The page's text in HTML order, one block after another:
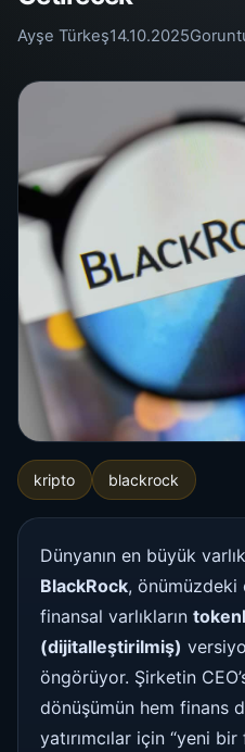
Ayşe Türkeş14.10.2025
kripto blackrock
Dünyanın en büyük
BlackRock, önümüzdeki
finansal varlıkların
(dijitalleştirilmiş)
öngörüyor. Şirketin
dönüşümün hem finans
yatırımcılar için “yeni bir